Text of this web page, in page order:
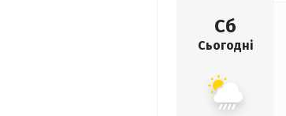
Сб
Сьогодні